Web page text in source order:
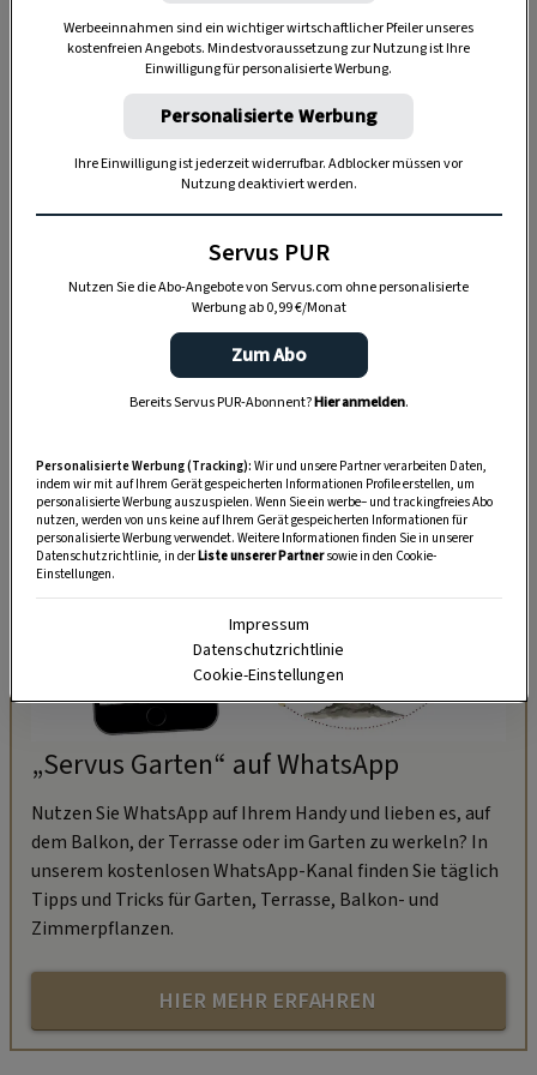
unliebsamen Mitbewohner:Vorräte
entsorgen. Und zwar restlos alle, die auch nur
im Entferntesten betroffen sein könnten. Das
mag übertrieben wirken, ist aber notwendig.
Danach Küchenkästen und Regale gründlich
säubern und desinfizieren.
Damit es sich die Motten aber erst gar nicht in
der Küche gemütlich machen, sollte man gut
vorbeugen: Lebensmittel immer gut
verschließen, am besten in Behältern mit
Gummiringdichtung.
„Servus Garten“ auf WhatsApp
Nutzen Sie WhatsApp auf Ihrem Handy und lieben es, auf
dem Balkon, der Terrasse oder im Garten zu werkeln? In
unserem kostenlosen WhatsApp-Kanal finden Sie täglich
Tipps und Tricks für Garten, Terrasse, Balkon- und
Zimmerpflanzen.
HIER MEHR ERFAHREN
Werbeeinnahmen sind ein wichtiger wirtschaftlicher Pfeiler unseres
kostenfreien Angebots. Mindestvoraussetzung zur Nutzung ist Ihre
Einwilligung für personalisierte Werbung.
Personalisierte Werbung
Ihre Einwilligung ist jederzeit widerrufbar. Adblocker müssen vor
Nutzung deaktiviert werden.
Servus PUR
Nutzen Sie die Abo-Angebote von Servus.com ohne personalisierte
Werbung ab 0,99 €/Monat
Zum Abo
Bereits Servus PUR-Abonnent?Hier anmelden.
Personalisierte Werbung (Tracking): Wir und unsere Partner verarbeiten Daten,
indem wir mit auf Ihrem Gerät gespeicherten Informationen Profile erstellen, um
personalisierte Werbung auszuspielen. Wenn Sie ein werbe– und trackingfreies Abo
nutzen, werden von uns keine auf Ihrem Gerät gespeicherten Informationen für
personalisierte Werbung verwendet. Weitere Informationen finden Sie in unserer
Datenschutzrichtlinie, in derListe unserer Partnersowie in den Cookie-
Einstellungen.
Impressum
Datenschutzrichtlinie
Cookie-Einstellungen